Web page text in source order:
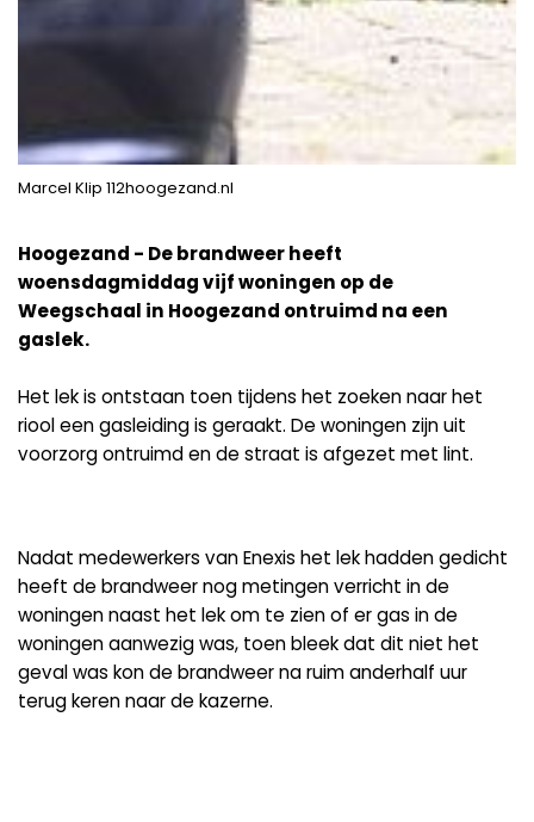
Marcel Klip 112hoogezand.nl
Hoogezand - De brandweer heeft
woensdagmiddag vijf woningen op de
Weegschaal in Hoogezand ontruimd na een
gaslek.
Het lek is ontstaan toen tijdens het zoeken naar het
riool een gasleiding is geraakt. De woningen zijn uit
voorzorg ontruimd en de straat is afgezet met lint.
Nadat medewerkers van Enexis het lek hadden gedicht
heeft de brandweer nog metingen verricht in de
woningen naast het lek om te zien of er gas in de
woningen aanwezig was, toen bleek dat dit niet het
geval was kon de brandweer na ruim anderhalf uur
terug keren naar de kazerne.